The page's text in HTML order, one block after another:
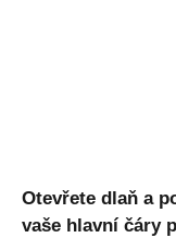
Otevřete dlaň a
vaše hlavní čáry